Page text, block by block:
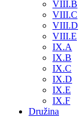
VIII.B
VIII.C
VIII.D
VIII.E
IX.A
IX.B
IX.C
IX.D
IX.E
IX.F
Družina